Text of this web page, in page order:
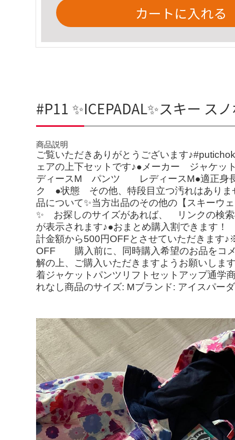
カートに入れる
#P11 ✨ICEPADAL✨スキー ス
商品説明
ご覧いただきありがとうございます
ェアの上下セットです♪●メーカー ジャケ
ディースM パンツ レディースM●適正
ク ●状態 その他、特段目立つ汚れはありま
品について✨当方出品のその他の【スキーウ
✨ お探しのサイズがあれば、 リンクの検
が表示されます♪●おまとめ購入割できます
計金額から500円OFFとさせていただきます
OFF 購入前に、同時購入希望のお品をコメ
解の上、ご購入いただきますようお願いしま
着ジャケットパンツリフトセットアップ通学
れなし商品のサイズ: Mブランド: アイスパー